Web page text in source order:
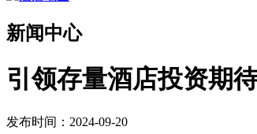
新闻中心
引领存量酒店投资期
发布时间：2024-09-20